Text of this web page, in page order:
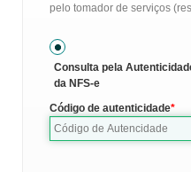
pelo tomador de serviços
Consulta pela
da NFS-e
Código de autenticidade